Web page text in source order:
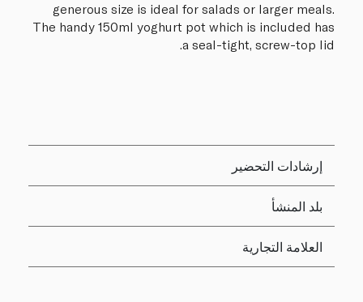
generous size is ideal for salads or larger meals.
The handy 150ml yoghurt pot which is included has
a seal-tight, screw-top lid.
إرشادات التحضير
بلد المنشأ
العلامة التجارية